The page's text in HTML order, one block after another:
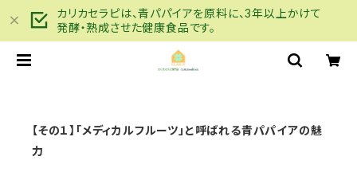
カリカセラピは、青パパイアを原料に、3年以上かけて
発酵・熟成させた健康食品です。
【その１】「メディカルフルーツ」と呼ばれる青パパイアの魅
力